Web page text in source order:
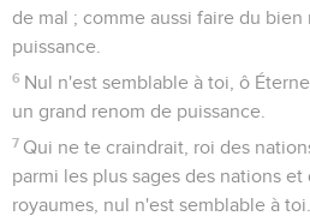
de mal ; comme aussi faire du bien
puissance.
6 Nul n'est semblable à toi, ô
un grand renom de puissance.
7 Qui ne te craindrait, roi des
parmi les plus sages des nations et
royaumes, nul n'est semblable à toi.